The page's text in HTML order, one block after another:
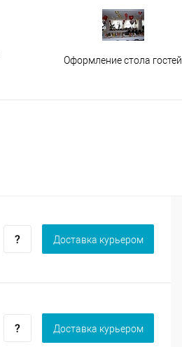
Оформление стола гостей
Доставка курьером
Доставка курьером